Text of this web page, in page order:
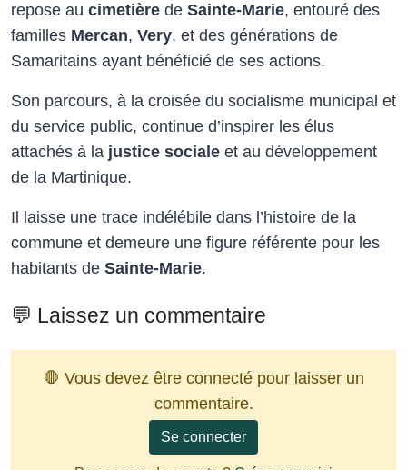
repose au cimetière de Sainte-Marie, entouré des
familles Mercan, Very, et des générations de
Samaritains ayant bénéficié de ses actions.
Son parcours, à la croisée du socialisme municipal et
du service public, continue d’inspirer les élus
attachés à la justice sociale et au développement
de la Martinique.
Il laisse une trace indélébile dans l’histoire de la
commune et demeure une figure référente pour les
habitants de Sainte-Marie.
💬 Laissez un commentaire
🛑 Vous devez être connecté pour laisser un
commentaire.
Se connecter